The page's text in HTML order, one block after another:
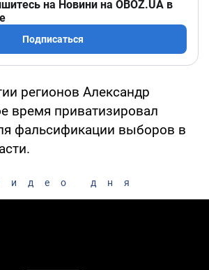
на Новини на OBOZ.UA в
Подписаться
регионов Александр
время приватизировал
фальсификации выборов в
дня